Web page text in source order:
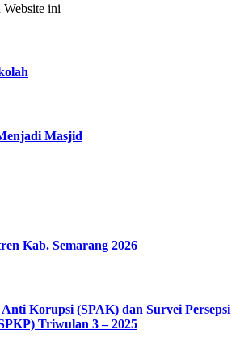
ini
Masjid
Kab. Semarang 2026
Anti Korupsi (SPAK) dan Survei Persepsi
Triwulan 3 – 2025